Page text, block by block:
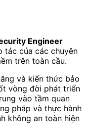
Engineer
tác của các chuyên
trên toàn cầu.
và kiến thức bảo
vòng đời phát triển
vào tầm quan
pháp và thực hành
không an toàn hiện